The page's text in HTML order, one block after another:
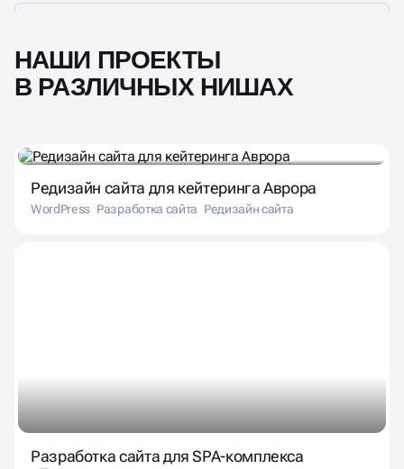
НАШИ ПРОЕКТЫ
В РАЗЛИЧНЫХ НИШАХ
Редизайн сайта для кейтеринга Аврора
WordPress Разработка сайта Редизайн сайта
Разработка сайта для SPA-комплекса